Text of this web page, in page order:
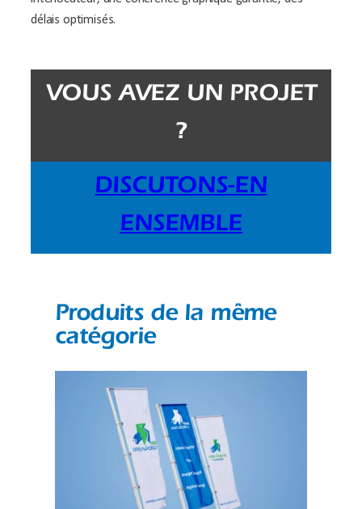
délais optimisés.
VOUS AVEZ UN PROJET
?
DISCUTONS-EN
ENSEMBLE
Produits de la même
catégorie